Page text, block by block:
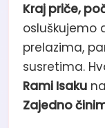
Kraj priče,
osluškujemo
prelazima,
susretima.
Rami Isaku
Zajedno